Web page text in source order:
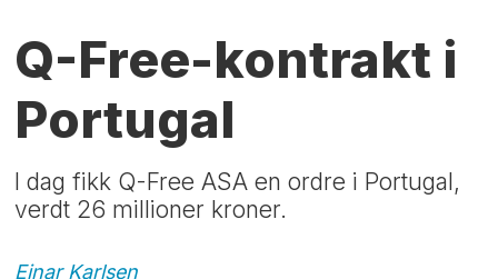
Q-Free-kontrakt i
Portugal
I dag fikk Q-Free ASA en ordre i Portugal,
verdt 26 millioner kroner.
Einar Karlsen